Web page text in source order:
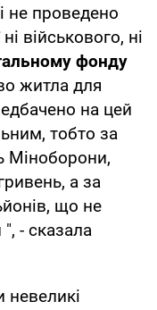
не проведено
військового, ні
фонду
житла для
на цей
тобто за
Міноборони,
а за
що не
- сказала
невеликі